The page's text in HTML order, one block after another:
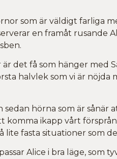
som är väldigt farliga
en framåt rusande
det få som hänger med
halvlek som vi är nöjda
hörna som är sånär
komma ikapp vårt
fasta situationer som
Alice i bra läge, som